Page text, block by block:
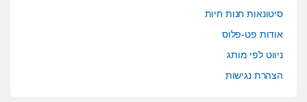
סיטונאות חנות חיות
אודות פט-פלוס
ניווט לפי מותג
הצהרת נגישות